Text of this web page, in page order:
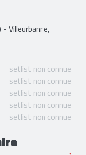
- Villeurbanne,
setlist non connue
setlist non connue
setlist non connue
setlist non connue
setlist non connue